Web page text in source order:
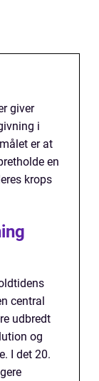
giver
i
er at
en
krops
central
udbredt
og
I det 20.